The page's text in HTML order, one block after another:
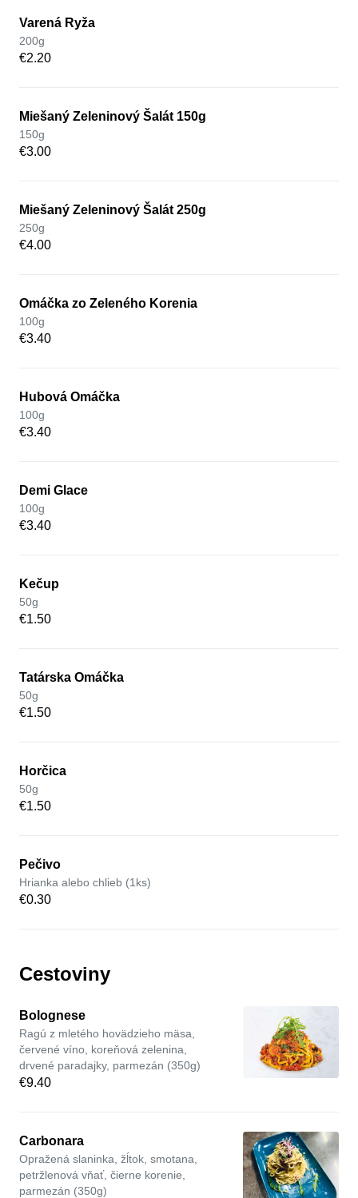
Varená Ryža
200g
€2.20
Miešaný Zeleninový Šalát 150g
150g
€3.00
Miešaný Zeleninový Šalát 250g
250g
€4.00
Omáčka zo Zeleného Korenia
100g
€3.40
Hubová Omáčka
100g
€3.40
Demi Glace
100g
€3.40
Kečup
50g
€1.50
Tatárska Omáčka
50g
€1.50
Horčica
50g
€1.50
Pečivo
Hrianka alebo chlieb (1ks)
€0.30
Cestoviny
Bolognese
Ragú z mletého hovädzieho mäsa,
červené víno, koreňová zelenina,
drvené paradajky, parmezán (350g)
€9.40
Carbonara
Opražená slaninka, žĺtok, smotana,
petržlenová vňať, čierne korenie,
parmezán (350g)